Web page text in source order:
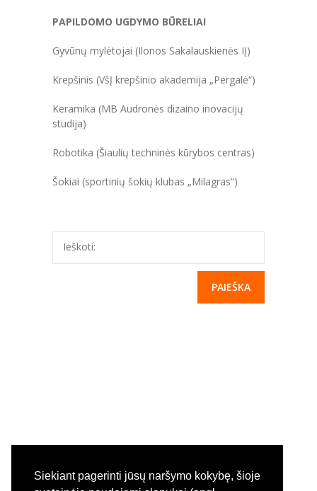
Siekiant pagerinti jūsų naršymo kokybę, šioje
---- Planavimo dokumentai
---- Veiklos ataskaitos
---- Darbuotojų darbo užmokestis
---- Viešieji pirkimai
PAPILDOMO UGDYMO BŪRELIAI
Gyvūnų mylėtojai (Ilonos Sakalauskienės IĮ)
Krepšinis (VšĮ krepšinio akademija „Pergalė“)
Keramika (MB Audronės dizaino inovacijų
studija)
Robotika (Šiaulių techninės kūrybos centras)
Šokiai (sportinių šokių klubas „Milagras“)
Ieškoti: